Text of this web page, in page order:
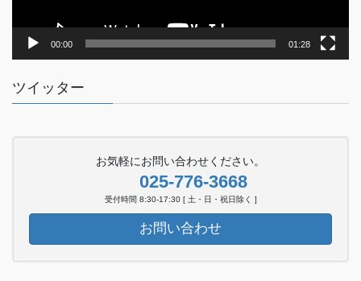
00:00 01:28
ツイッター
お気軽にお問い合わせください。
025-776-3668
受付時間 8:30-17:30 [ 土・日・祝日除く ]
お問い合わせ